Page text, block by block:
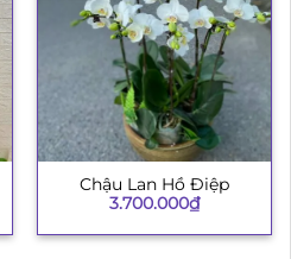
Chậu Lan Hồ Điệp
3.700.000₫